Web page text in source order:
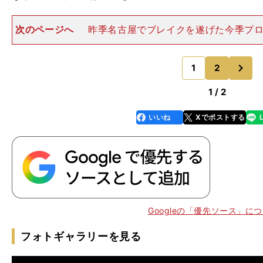
次のページへ
昨季名古屋でブレイクを遂げた今季プ
は、今年３月、すでに日本代表に初招集されているが、
での出場機会はなし。まだ日本代表デビューは果たせて
日本代表経験も豊富とは
1 2
1 / 2
faceboo
k
いいね Xでポストする
line
Googleの「優先ソース」に
フォトギャラリーを見る